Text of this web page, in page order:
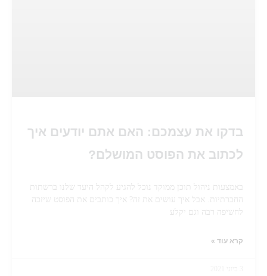
בדקו את עצמכם: האם אתם יודעים איך
לכתוב את הפוסט המושלם?
באמצעות ניהול תוכן ממוקד נוכל להגיע לקהל היעד שלנו ברשתות
החברתיות. אבל איך עושים את זה? איך כותבים את הפוסט שיזכה
לחשיפה רבה וגם יקלע
קרא עוד »